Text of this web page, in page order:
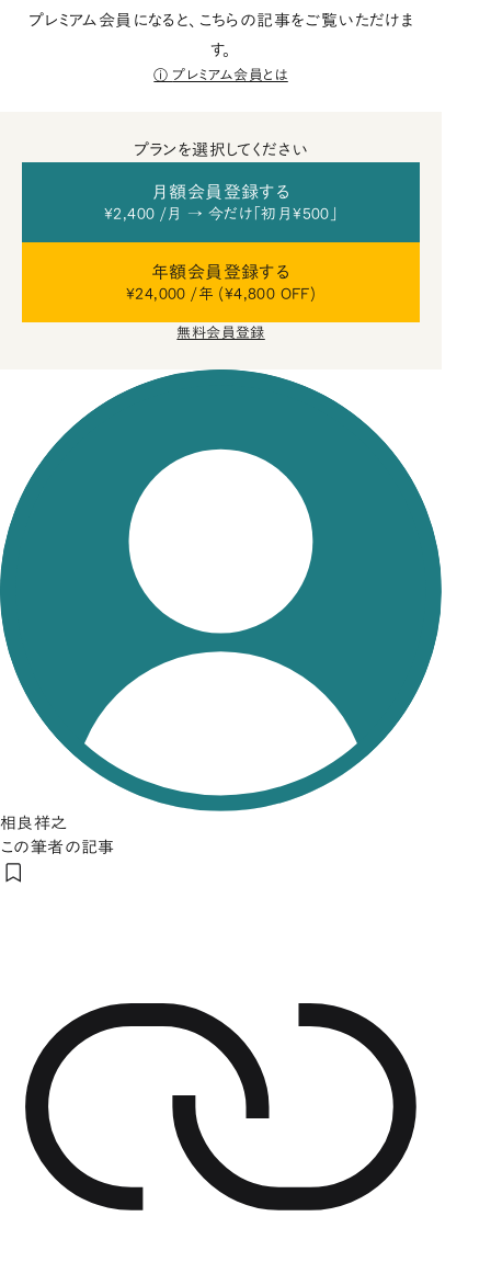
プレミアム会員になると、こちらの記事をご覧いただけま
す。
プレミアム会員とは
プランを選択してください
月額会員登録する
¥2,400 /月 → 今だけ「初月¥500」
年額会員登録する
¥24,000 /年 (¥4,800 OFF)
無料会員登録
相良祥之
この筆者の記事